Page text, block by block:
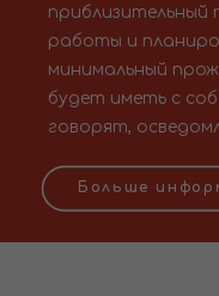
приблизительный
работы и
минимальный
будет иметь с
говорят,
Больше